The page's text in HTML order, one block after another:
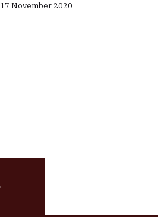
17 November 2020